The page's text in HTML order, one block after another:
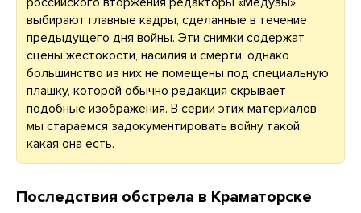
выбирают главные кадры, сделанные в течение
предыдущего дня войны. Эти снимки содержат
сцены жестокости, насилия и смерти, однако
большинство из них не помещены под специальную
плашку, которой обычно редакция скрывает
подобные изображения. В серии этих материалов
мы стараемся задокументировать войну такой,
какая она есть.
Последствия обстрела в Краматорске